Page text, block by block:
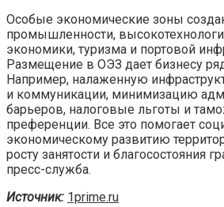
Особые экономические зоны
промышленности,
экономики, туризма и портовой
Размещение в ОЭЗ дает бизнесу
Например, налаженную
и коммуникации, минимизацию
барьеров, налоговые льготы и
преференции. Все это помогает
экономическому развитию
росту занятости и благосостояния
пресс-служба.
Источник: 1prime.ru